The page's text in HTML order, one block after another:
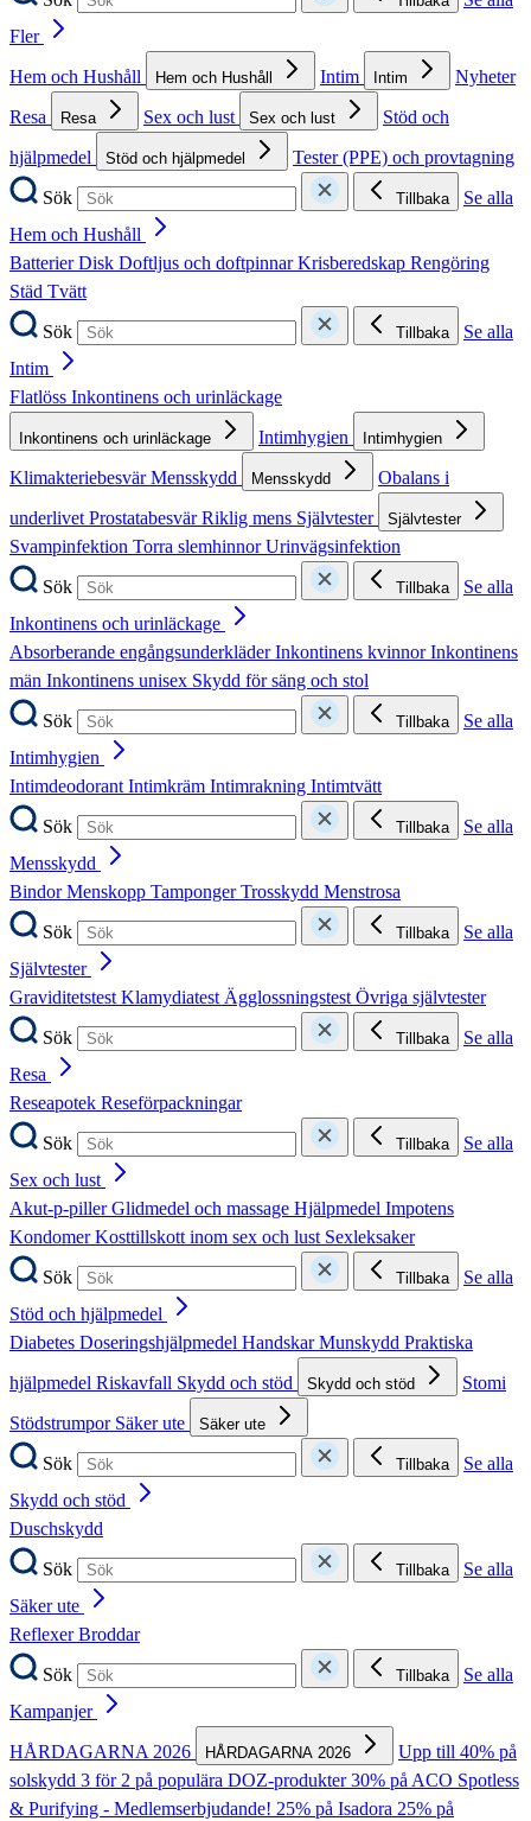
Fler
Hem och Hushåll
Hem och Hushåll Intim Intim
Nyheter
Resa
Resa Sex och lust Sex och lust
Stöd och
hjälpmedel
Stöd och hjälpmedel
Tester (PPE) och provtagning
Sök
Tillbaka
Se alla
Hem och Hushåll
BatterierDisk Doftljus och doftpinnarKrisberedskap Rengöring
Städ Tvätt
Sök
Tillbaka
Se alla
Intim
Flatlöss Inkontinens och urinläckage
Inkontinens och urinläckage Intimhygien Intimhygien
KlimakteriebesvärMensskydd Mensskydd
Obalans i
underlivetProstatabesvärRiklig mens Självtester Självtester
Svampinfektion Torra slemhinnorUrinvägsinfektion
Sök
Tillbaka
Se alla
Inkontinens och urinläckage
Absorberande engångsunderkläderInkontinens kvinnorInkontinens
män Inkontinens unisex Skydd för säng och stol
Sök
Tillbaka
Se alla
Intimhygien
IntimdeodorantIntimkräm Intimrakning Intimtvätt
Sök
Tillbaka
Se alla
Mensskydd
BindorMenskopp TampongerTrosskydd Menstrosa
Sök
Tillbaka
Se alla
Självtester
GraviditetstestKlamydiatestÄgglossningstestÖvriga självtester
Sök
Tillbaka
Se alla
Resa
Reseapotek Reseförpackningar
Sök
Tillbaka
Se alla
Sex och lust
Akut-p-pillerGlidmedel och massage Hjälpmedel Impotens
KondomerKosttillskott inom sex och lust Sexleksaker
Sök
Tillbaka
Se alla
Stöd och hjälpmedel
Diabetes Doseringshjälpmedel HandskarMunskydd Praktiska
hjälpmedel Riskavfall Skydd och stöd Skydd och stöd
Stomi
Stödstrumpor Säker ute Säker ute
Sök Tillbaka
Se alla
Skydd och stöd
Duschskydd
Sök
Tillbaka
Se alla
Säker ute
ReflexerBroddar
Sök
Tillbaka
Se alla
Kampanjer
HÅRDAGARNA 2026
HÅRDAGARNA 2026
Upp till 40% på
solskydd 3 för 2 på populära DOZ-produkter30% på ACO Spotless
& Purifying - Medlemserbjudande! 25% på Isadora 25% på